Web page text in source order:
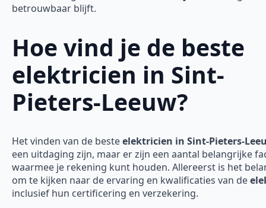
betrouwbaar blijft.
Hoe vind je de beste
elektricien in Sint-
Pieters-Leeuw?
Het vinden van de besteelektricien in Sint-Pieters-
een uitdaging zijn, maar er zijn een aantal belangrijke
waarmee je rekening kunt houden. Allereerst is het
om te kijken naar de ervaring en kwalificaties van de
inclusief hun certificering en verzekering.